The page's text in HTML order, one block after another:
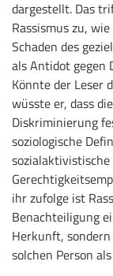
dargestellt. Das
Rassismus zu,
Schaden des
als Antidot gegen
Könnte der Leser
wüsste er, dass
Diskriminierung
soziologische
ihr zufolge ist
Benachteiligung
Herkunft,
solchen Person